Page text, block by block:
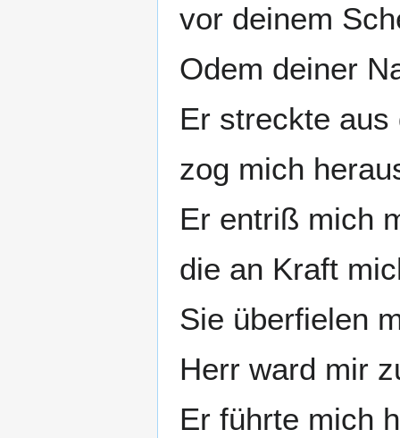
vor deinem
Odem deiner
Er streckte
zog mich
Er entriß mich
die an Kraft
Sie überfielen
Herr ward mir
Er führte mich